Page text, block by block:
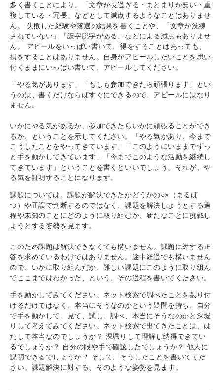
多く書くことにより、「文章が長過ぎる・まとまりが無い・重
複している・冗長」などとして減点するようなことはありませ
ん。 失敗した経験や落選の結果を書くことや、「文章が洗練
されていない」「誤字脱字がある」などによる減点もありませ
ん。 アピールをいっぱい書いて、得をすることはあっても、
損をすることはありません。自身がアピールしたいことを思い
付くままにいっぱい書いて、アピールしてください。
「やる気があります」「もしも参加できたら頑張ります」とい
うのは、書くだけならばすぐにできるので、アピールにはなり
ません。
いかにやる気があるか、参加できたらいかに頑張ることができ
るか、ということを示してください。「やる気があり、今まで
こうしたことをやってきています」「このようにいままでずっ
と手を動かしてきています」「今までこのような活動を継続し
てきています」ということを書くといいでしょう。それが、や
る気を証明することになります。
課題については、課題が解決できたかどうかの○×（まるば
つ）や正誤で判断するのではなく、課題を解決しようとする過
程や未知のことにどのように取り組むか、新たなことに挑戦し
ようとする姿勢を見ます。
このため課題は解決できなくても構いません。課題に対する正
答を求めているわけではありません。途中経過でも構いません
ので、いかに取り組んだか、難しい課題にこのように取り組ん
でここまではわかった、という、その過程を書いてください。
手を動かしてみてください。ネット検索で調べたことを張り付
けるだけではなく、本当にそうなのかという疑問を持ち、自分
で手を動かして、見て、試し、調べ、本当にそうなのかと深堀
りして考えてみてください。ネット検索で出てきたことは、は
たして本当なのでしょうか？ 深堀りして理解し納得できてい
るでしょうか？ 自分の眼や手で確認したでしょうか？ 他人に
説明できるでしょうか？ そして、そうしたことを書いてくだ
さい。課題解決に対する、そのような姿勢を見ます。